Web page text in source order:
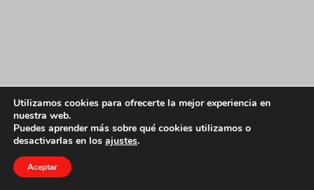
Utilizamos cookies para ofrecerte la mejor experiencia en
nuestra web.
Puedes aprender más sobre qué cookies utilizamos o
desactivarlas en los ajustes.
Aceptar